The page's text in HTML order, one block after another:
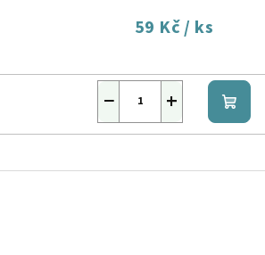
59 Kč/ ks
+
− Do
košíku